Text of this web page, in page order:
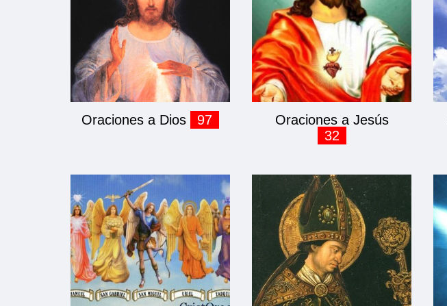
Oraciones a Dios 97
Oraciones a Jesús
32